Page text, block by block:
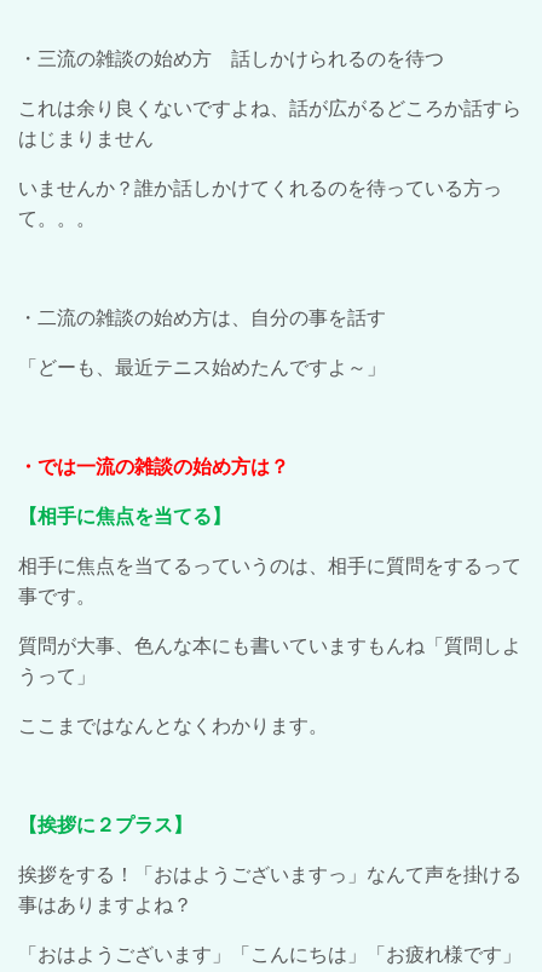
・三流の雑談の始め方 話しかけられるのを待つ
これは余り良くないですよね、話が広がるどころか話すら
はじまりません
いませんか？誰か話しかけてくれるのを待っている方っ
て。。。
・二流の雑談の始め方は、自分の事を話す
「どーも、最近テニス始めたんですよ～」
・では一流の雑談の始め方は？
【相手に焦点を当てる】
相手に焦点を当てるっていうのは、相手に質問をするって
事です。
質問が大事、色んな本にも書いていますもんね「質問しよ
うって」
ここまではなんとなくわかります。
【挨拶に２プラス】
挨拶をする！「おはようございますっ」なんて声を掛ける
事はありますよね？
「おはようございます」「こんにちは」「お疲れ様です」